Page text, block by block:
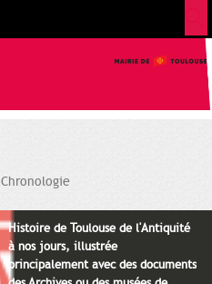
Chronologie
Histoire de Toulouse de l'Antiquité
à nos jours, illustrée
principalement avec des documents